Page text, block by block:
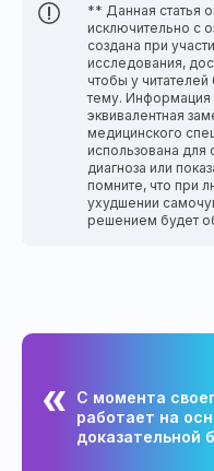
** Данная статья
исключительно с
создана при
исследования,
чтобы у
тему. Информация
эквивалентная
медицинского
использована для
диагноза или
помните, что при
ухудшении
решением будет
С момента
работает на
доказательной